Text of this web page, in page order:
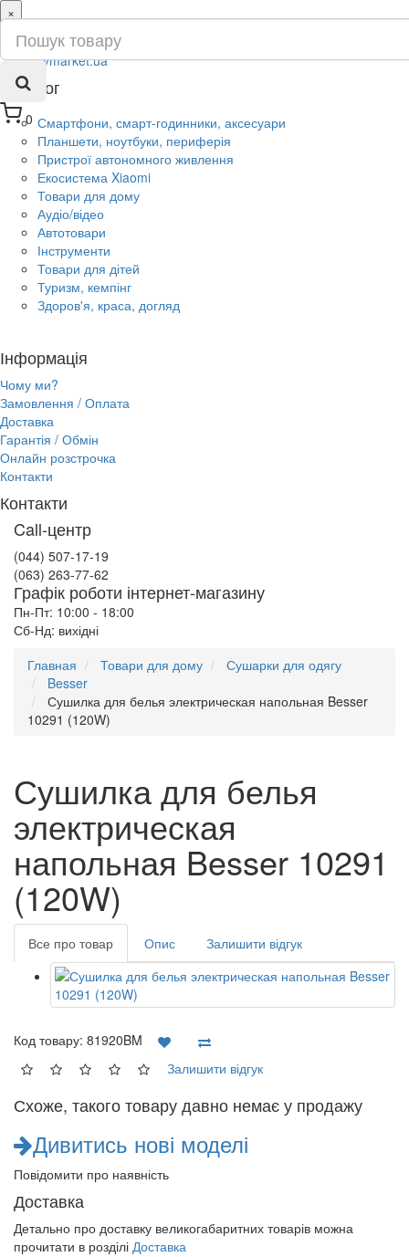
0
×
ru
ua
Каталог
Смартфони, смарт-годинники, аксесуари
Планшети, ноутбуки, периферія
Пристрої автономного живлення
Екосистема Xiaomi
Товари для дому
Аудіо/відео
Автотовари
Інструменти
Товари для дітей
Туризм, кемпінг
Здоров'я, краса, догляд
Інформація
Чому ми?
Замовлення / Оплата
Доставка
Гарантія / Обмін
Онлайн розстрочка
Контакти
Контакти
Call-центр
(044) 507-17-19
(063) 263-77-62
Графік роботи інтернет-магазину
Пн-Пт: 10:00 - 18:00
Сб-Нд: вихідні
Главная
Товари для дому
Сушарки для одягу
Besser
Сушилка для белья электрическая напольная Besser
10291 (120W)
Сушилка для белья
электрическая
напольная Besser 10291
(120W)
Все про товар Опис Залишити відгук
Код товару: 81920BM
Залишити відгук
Схоже, такого товару давно немає у продажу
Дивитись нові моделі
Повідомити про наявність
Доставка
Детально про доставку великогабаритних товарів можна
прочитати в розділі Доставка